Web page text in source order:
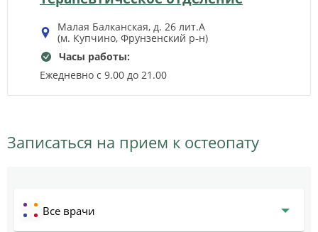
Малая Балканская, д. 26 лит.А
(м. Купчино, Фрунзенский р‑н)
Часы работы:
Ежедневно с 9.00 до 21.00
Записаться на прием к остеопату
Все врачи